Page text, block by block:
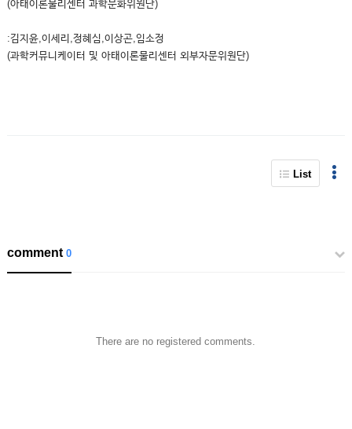
(아태이론물리센터 과학문화위원단)
:김지윤,이세리,정혜심,이상곤,임소정
(과학커뮤니케이터 및 아태이론물리센터 외부자문위원단)
List
comment0
There are no registered comments.